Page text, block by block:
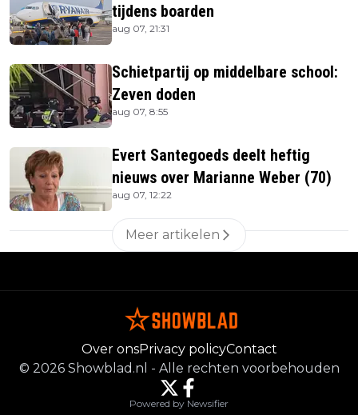
tijdens boarden
aug 07, 21:31
Schietpartij op middelbare school:
Zeven doden
aug 07, 8:55
Evert Santegoeds deelt heftig
nieuws over Marianne Weber (70)
aug 07, 12:22
Meer artikelen
Over onsPrivacy policyContact
© 2026 Showblad.nl - Alle rechten voorbehouden
Powered by Newsifier